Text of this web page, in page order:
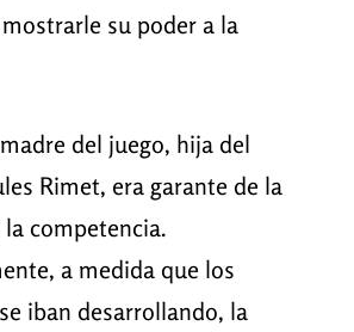
su poder a la
del juego, hija del
Rimet, era garante de la
competencia.
a medida que los
iban desarrollando, la